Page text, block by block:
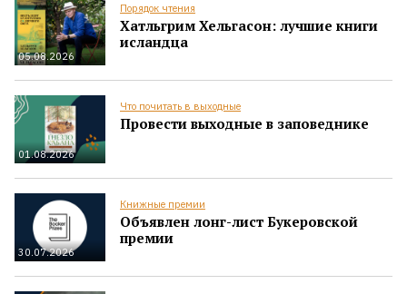
05.08.2026
Порядок чтения
Хатльгрим Хельгасон: лучшие книги
исландца
01.08.2026
Что почитать в выходные
Провести выходные в заповеднике
30.07.2026
Книжные премии
Объявлен лонг-лист Букеровской
премии